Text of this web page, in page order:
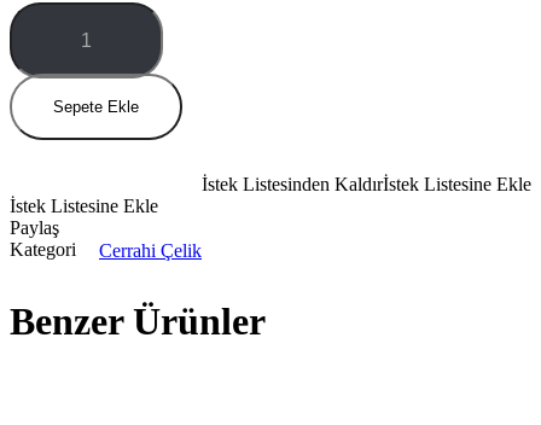
MBS
1.2
miktar
Sepete Ekle
İstek Listesine Ekle
İstek Listesinden Kaldır
İstek Listesine Ekle
Paylaş
Kategori
Cerrahi Çelik
Benzer Ürünler